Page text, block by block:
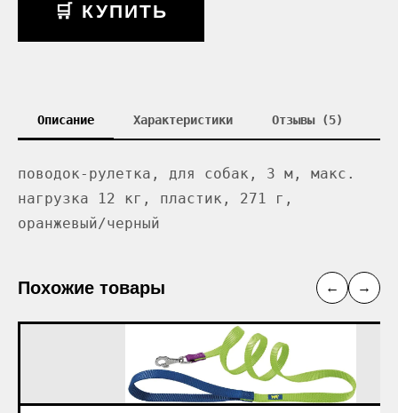
🛒 КУПИТЬ
Описание Характеристики Отзывы (5)
поводок-рулетка, для собак, 3 м, макс.
нагрузка 12 кг, пластик, 271 г,
оранжевый/черный
Похожие товары ← →